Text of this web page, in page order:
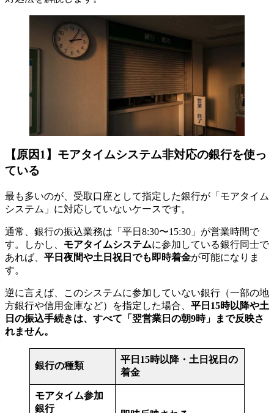
【原因1】モアタイムシステム非対応の銀行を使っ
ている
最も多いのが、受取口座として指定した銀行が「モアタイム
システム」に対応していないケースです。
通常、銀行の振込業務は「平日8:30〜15:30」が営業時間で
す。しかし、 モアタイムシステムに参加している銀行同士で
あれば、 平日夜間や土日祝日でも即時着金が可能になりま
す。
逆に言えば、このシステムに参加していない銀行（一部の地
方銀行や信用金庫など）を指定した場合、 平日15時以降や土
日の振込手続きは、すべて「翌営業日の朝9時」まで反映さ
れません。
銀行の種類
平日15時以降・土日祝日の
着金
モアタイム参加
銀行